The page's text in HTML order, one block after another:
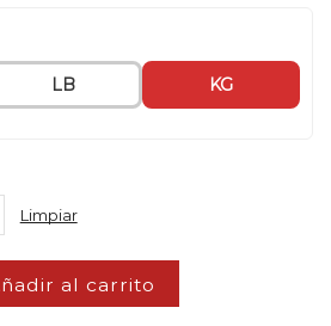
LB KG
Limpiar
al carrito